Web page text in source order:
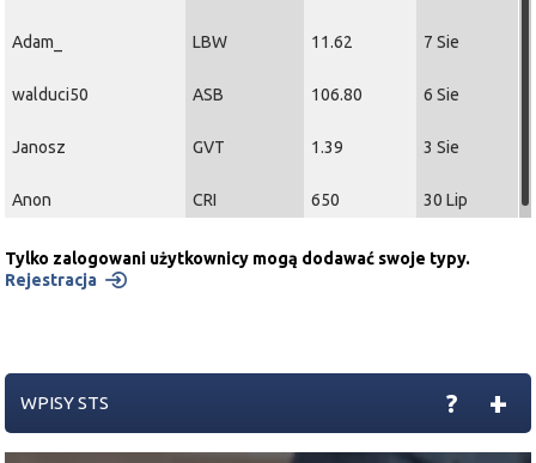
Adam_ LBW 11.62 7 Sie
walduci50 ASB 106.80 6 Sie
Janosz GVT 1.39 3 Sie
Anon CRI 650 30 Lip
Tylko zalogowani użytkownicy mogą dodawać swoje typy.
Rejestracja
WPISY STS +
?